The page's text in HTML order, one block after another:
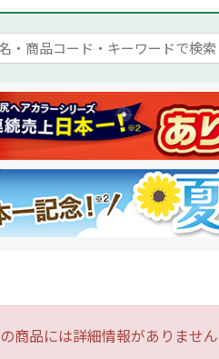
商品には詳細情報がありません